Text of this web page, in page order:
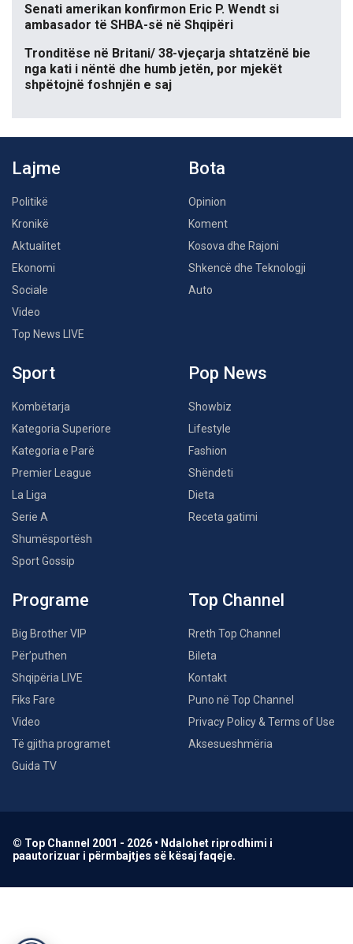
Senati amerikan konfirmon Eric P. Wendt si
ambasador të SHBA-së në Shqipëri
Tronditëse në Britani/ 38-vjeçarja shtatzënë bie
nga kati i nëntë dhe humb jetën, por mjekët
shpëtojnë foshnjën e saj
Lajme
Politikë
Kronikë
Aktualitet
Ekonomi
Sociale
Video
Top News LIVE
Bota
Opinion
Koment
Kosova dhe Rajoni
Shkencë dhe Teknologji
Auto
Sport
Kombëtarja
Kategoria Superiore
Kategoria e Parë
Premier League
La Liga
Serie A
Shumësportësh
Sport Gossip
Pop News
Showbiz
Lifestyle
Fashion
Shëndeti
Dieta
Receta gatimi
Programe
Big Brother VIP
Për’puthen
Shqipëria LIVE
Fiks Fare
Video
Të gjitha programet
Guida TV
Top Channel
Rreth Top Channel
Bileta
Kontakt
Puno në Top Channel
Privacy Policy & Terms of Use
Aksesueshmëria
© Top Channel 2001 - 2026 • Ndalohet riprodhimi i
paautorizuar i përmbajtjes së kësaj faqeje.